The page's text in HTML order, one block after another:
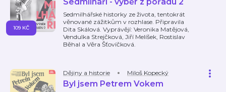
Sedmilhářské historky ze života, tentokrát
věnované zážitkům v rozhlase. Připravila
Dita Skálová. Vyprávějí: Veronika Matějová,
Vendulka Strejčková, Jiří Melíšek, Rostislav
Běhal a Věra Šťovíčková.
109 KČ
Dějiny a historie Miloš Kopecký
Byl jsem Petrem Vokem